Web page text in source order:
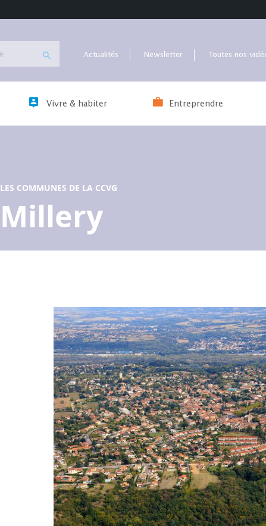
Actualités Newsletter Toutes nos
Vivre & habiter Entreprendre
LES COMMUNES DE LA CCVG
Millery